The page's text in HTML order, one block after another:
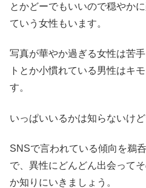
とかどーでもいいので穏やか
ていう女性もいます。
写真が華やか過ぎる女性は苦
トとか小慣れている男性はキ
す。
いっぱいいるかは知らないけ
SNSで言われている傾向を鵜
で、異性にどんどん出会って
か知りにいきましょう。